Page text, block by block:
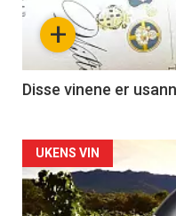
nå
3
+
Disse vinene er
Forsiden
akkurat
UKENS VIN